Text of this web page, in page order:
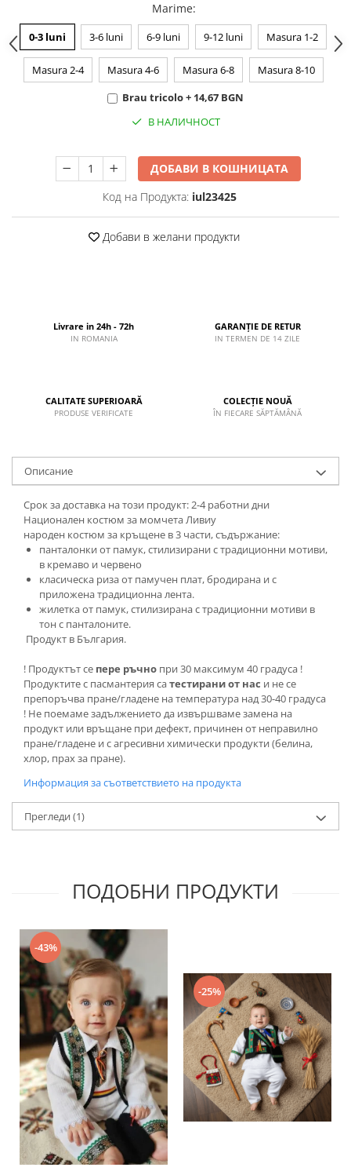
Marime:
0-3 luni 3-6 luni 6-9 luni 9-12 luni Masura 1-2
Masura 2-4 Masura 4-6 Masura 6-8
Masura 8-10
Brau tricolo + 14,67 BGN
В НАЛИЧНОСТ
ДОБАВИ В КОШНИЦАТА
Код на Продукта: iul23425
Добави в желани продукти
Livrare in 24h - 72h
IN ROMANIA
GARANȚIE DE RETUR
IN TERMEN DE 14 ZILE
CALITATE SUPERIOARĂ
PRODUSE VERIFICATE
COLECȚIE NOUĂ
ÎN FIECARE SĂPTĂMÂNĂ
Описание
Срок за доставка на този продукт: 2-4 работни дни
Национален костюм за момчета Ливиу
народен костюм за кръщене в 3 части, съдържание:
панталонки от памук, стилизирани с традиционни мотиви,
в кремаво и червено
класическа риза от памучен плат, бродирана и с
приложена традиционна лента.
жилетка от памук, стилизирана с традиционни мотиви в
тон с панталоните.
Продукт в България.
! Продуктът се пере ръчно при 30 максимум 40 градуса !
Продуктите с пасмантерия сатестирани от нас и не се
препоръчва пране/гладене на температура над 30-40 градуса
! Не поемаме задължението да извършваме заменa на
продукт или връщане при дефект, причинен от неправилно
пране/гладене и с агресивни химически продукти (белина,
хлор, прах за пране).
Информация за съответствието на продукта
Прегледи (1)
ПОДОБНИ ПРОДУКТИ
-43%
-25%